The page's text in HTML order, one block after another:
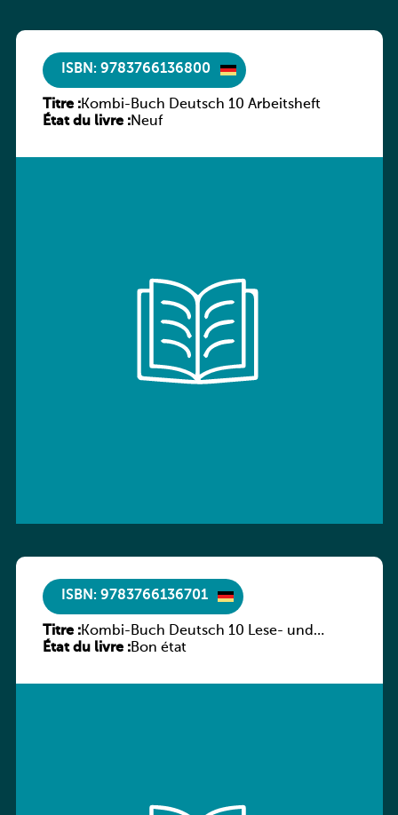
ISBN: 9783766136800
Titre :Kombi-Buch Deutsch 10 Arbeitsheft
État du livre :Neuf
ISBN: 9783766136701
Titre :Kombi-Buch Deutsch 10 Lese- und
Sprachbuch
État du livre :Bon état